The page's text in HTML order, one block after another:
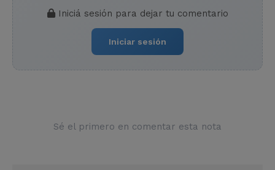
Iniciá sesión para dejar tu comentario
Iniciar sesión
Sé el primero en comentar esta nota